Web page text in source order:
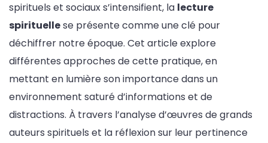
spirituels et sociaux s’intensifient, la lecture
spirituellese présente comme une clé pour
déchiffrer notre époque. Cet article explore
différentes approches de cette pratique, en
mettant en lumière son importance dans un
environnement saturé d’informations et de
distractions. À travers l’analyse d’œuvres de grands
auteurs spirituels et la réflexion sur leur pertinence